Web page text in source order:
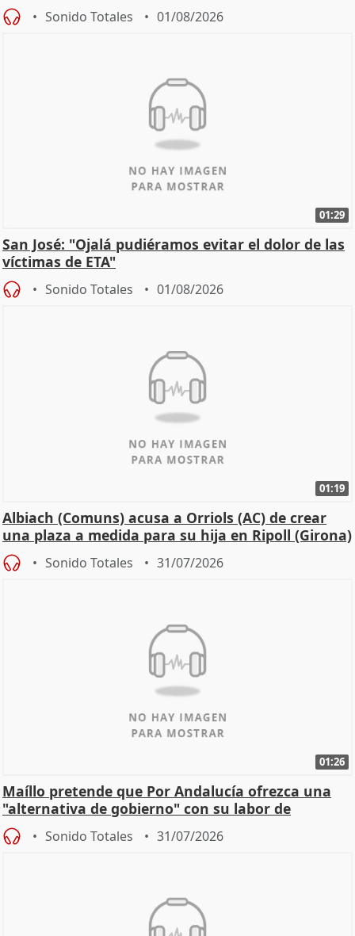
Sonido Totales 01/08/2026
01:29
San José: "Ojalá pudiéramos evitar el dolor de las
víctimas de ETA"
Sonido Totales 01/08/2026
01:19
Albiach (Comuns) acusa a Orriols (AC) de crear
una plaza a medida para su hija en Ripoll (Girona)
Sonido Totales 31/07/2026
01:26
Maíllo pretende que Por Andalucía ofrezca una
"alternativa de gobierno" con su labor de
oposición
Sonido Totales 31/07/2026